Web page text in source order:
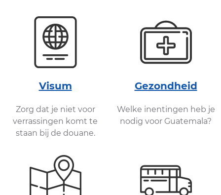
Visum
Zorg dat je niet voor
verrassingen komt te
staan bij de douane.
Gezondheid
Welke inentingen heb je
nodig voor Guatemala?